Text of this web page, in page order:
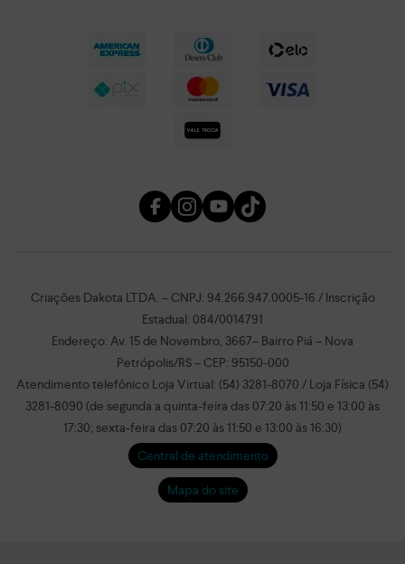
Criações Dakota LTDA. – CNPJ: 94.266.947.0005-16 / Inscrição
Estadual: 084/0014791
Endereço: Av. 15 de Novembro, 3667– Bairro Piá – Nova
Petrópolis/RS – CEP: 95150-000
Atendimento telefônico Loja Virtual: (54) 3281-8070 / Loja Física (54)
3281-8090 (de segunda a quinta-feira das 07:20 às 11:50 e 13:00 às
17:30; sexta-feira das 07:20 às 11:50 e 13:00 às 16:30)
Central de atendimento
Mapa do site